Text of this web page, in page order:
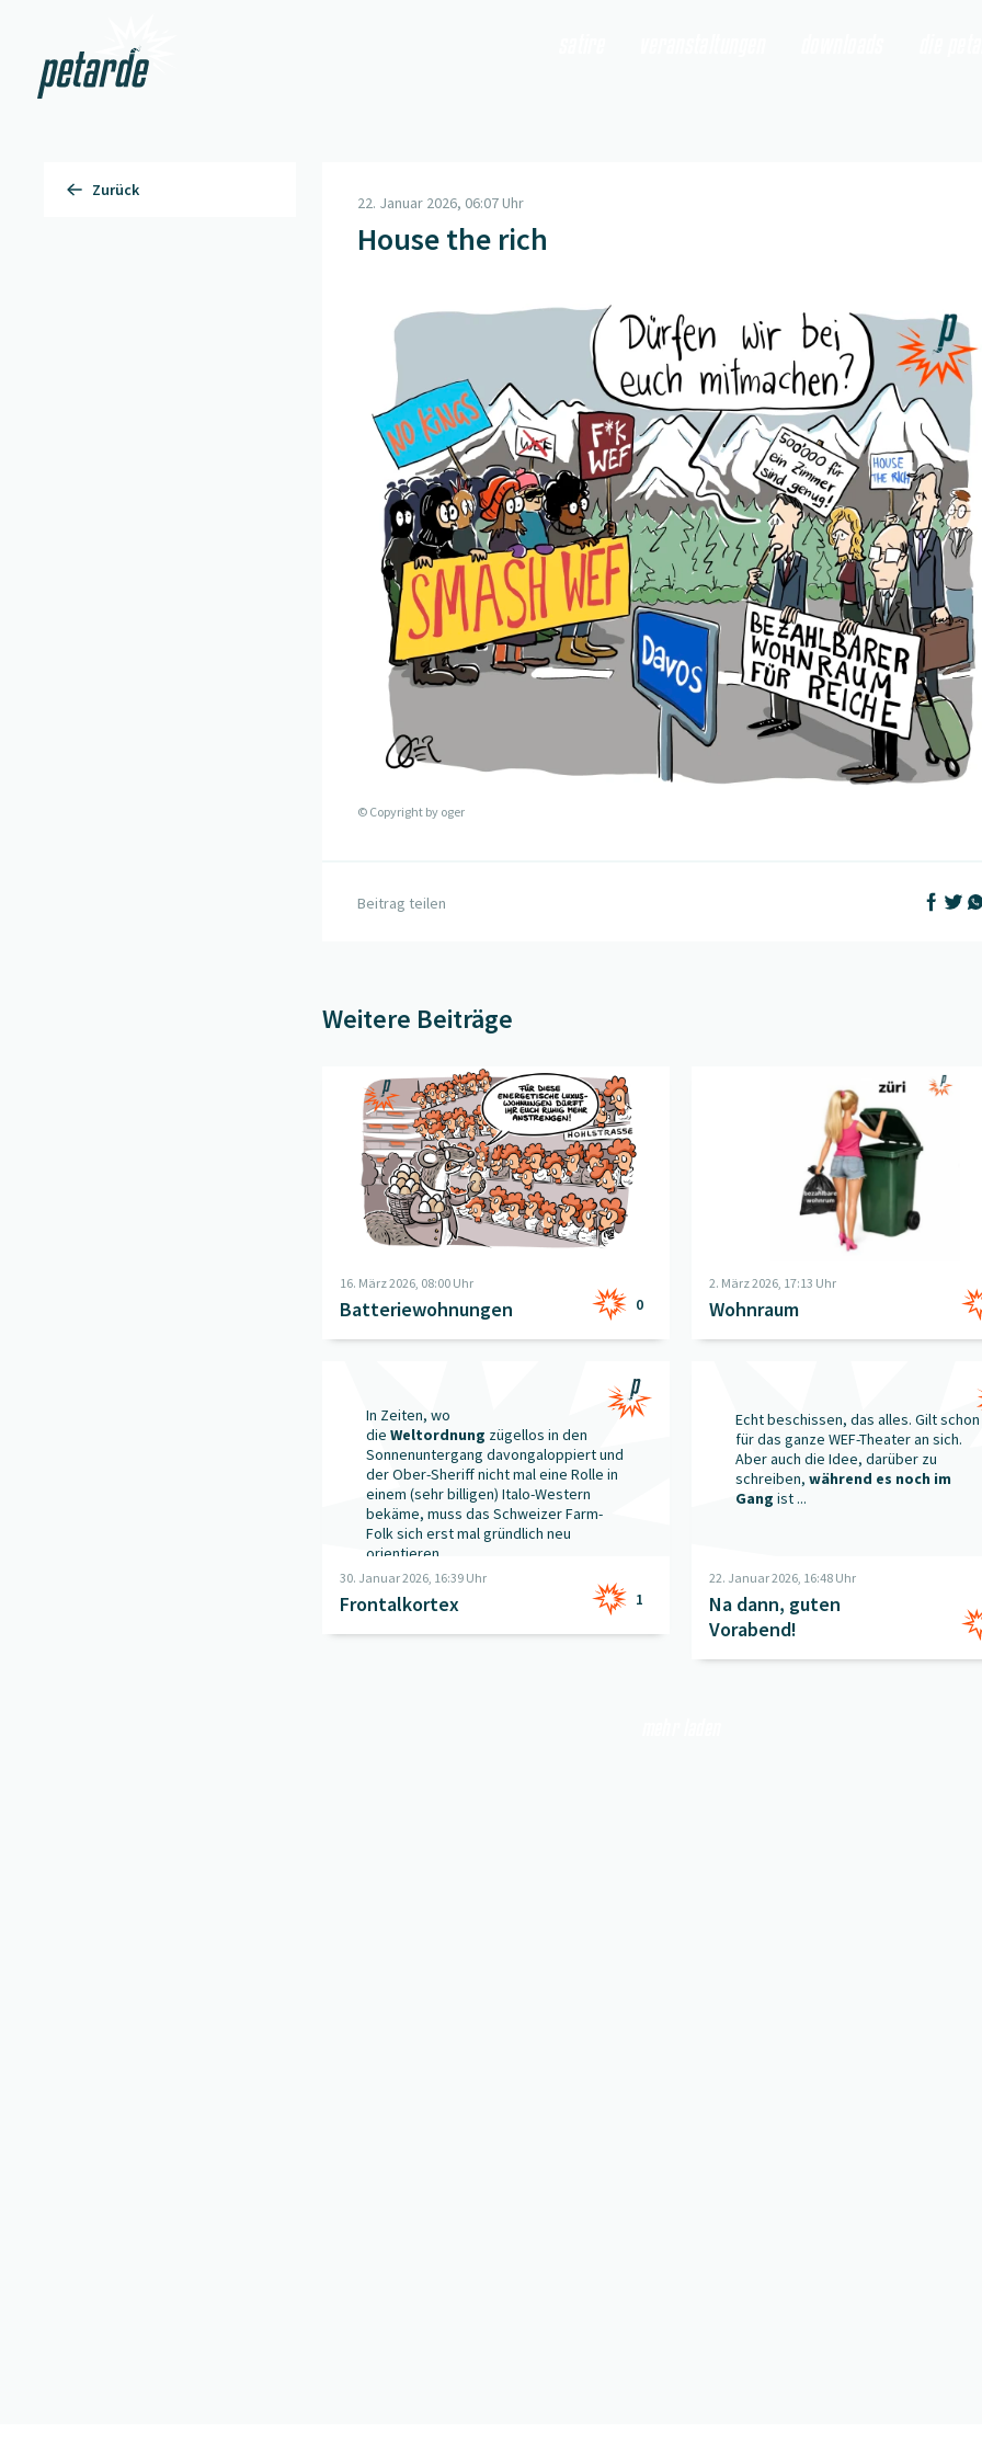
Zur Startseite
Zurück
22. Januar 2026, 06:07 Uhr
House the rich
© Copyright by oger
Beitrag teilen AufAuf
Weitere Beiträge
Beitrag "Batteriewohnungen" öffnen
16. März 2026, 08:00 Uhr
Batteriewohnungen 0
" öffnen
2. März 2026, 17:13 Uhr
Wohnraum
In Zeiten, wo
die Weltordnung zügellos in den
Sonnenuntergang davongaloppiert und
der Ober-Sheriff nicht mal eine Rolle in
einem (sehr billigen) Italo-Western
bekäme, muss das Schweizer Farm-
Folk sich erst mal gründlich neu
orientieren ...
30. Januar 2026, 16:39 Uhr
Frontalkortex 1
Echt beschissen, das alles. Gilt schon
für das ganze WEF-Theater an sich.
Aber auch die Idee, darüber zu
schreiben, während es noch im
Gang ist ...
22. Januar 2026, 16:48 Uhr
Na dann, guten
Vorabend!